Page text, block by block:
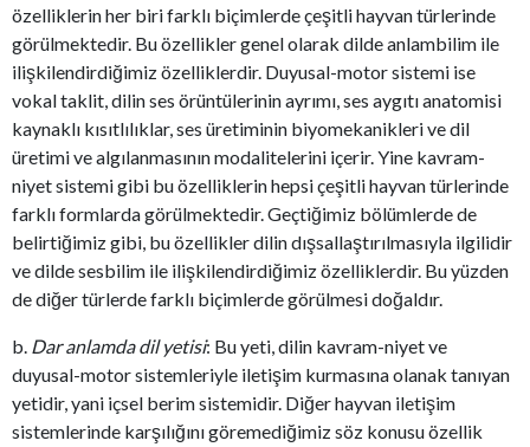
özelliklerin her biri farklı biçimlerde çeşitli hayvan türlerinde
görülmektedir. Bu özellikler genel olarak dilde anlambilim ile
ilişkilendirdiğimiz özelliklerdir. Duyusal-motor sistemi ise
vokal taklit, dilin ses örüntülerinin ayrımı, ses aygıtı anatomisi
kaynaklı kısıtlılıklar, ses üretiminin biyomekanikleri ve dil
üretimi ve algılanmasının modalitelerini içerir. Yine kavram-
niyet sistemi gibi bu özelliklerin hepsi çeşitli hayvan türlerinde
farklı formlarda görülmektedir. Geçtiğimiz bölümlerde de
belirtiğimiz gibi, bu özellikler dilin dışsallaştırılmasıyla ilgilidir
ve dilde sesbilim ile ilişkilendirdiğimiz özelliklerdir. Bu yüzden
de diğer türlerde farklı biçimlerde görülmesi doğaldır.
b. Dar anlamda dil yetisi: Bu yeti, dilin kavram-niyet ve
duyusal-motor sistemleriyle iletişim kurmasına olanak tanıyan
yetidir, yani içsel berim sistemidir. Diğer hayvan iletişim
sistemlerinde karşılığını göremediğimiz söz konusu özellik